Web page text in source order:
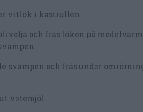
vitlök i kastrullen.
och fräs löken på
svampen och fräs under
vetemjöl.